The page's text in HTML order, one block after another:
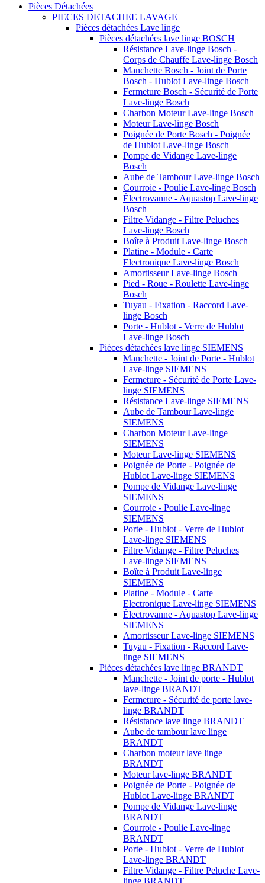
Pièces Détachées
PIECES DETACHEE LAVAGE
Pièces détachées Lave linge
Pièces détachées lave linge BOSCH
Résistance Lave-linge Bosch -
Corps de Chauffe Lave-linge Bosch
Manchette Bosch - Joint de Porte
Bosch - Hublot Lave-linge Bosch
Fermeture Bosch - Sécurité de Porte
Lave-linge Bosch
Charbon Moteur Lave-linge Bosch
Moteur Lave-linge Bosch
Poignée de Porte Bosch - Poignée
de Hublot Lave-linge Bosch
Pompe de Vidange Lave-linge
Bosch
Aube de Tambour Lave-linge Bosch
Courroie - Poulie Lave-linge Bosch
Électrovanne - Aquastop Lave-linge
Bosch
Filtre Vidange - Filtre Peluches
Lave-linge Bosch
Boîte à Produit Lave-linge Bosch
Platine - Module - Carte
Electronique Lave-linge Bosch
Amortisseur Lave-linge Bosch
Pied - Roue - Roulette Lave-linge
Bosch
Tuyau - Fixation - Raccord Lave-
linge Bosch
Porte - Hublot - Verre de Hublot
Lave-linge Bosch
Pièces détachées lave linge SIEMENS
Manchette - Joint de Porte - Hublot
Lave-linge SIEMENS
Fermeture - Sécurité de Porte Lave-
linge SIEMENS
Résistance Lave-linge SIEMENS
Aube de Tambour Lave-linge
SIEMENS
Charbon Moteur Lave-linge
SIEMENS
Moteur Lave-linge SIEMENS
Poignée de Porte - Poignée de
Hublot Lave-linge SIEMENS
Pompe de Vidange Lave-linge
SIEMENS
Courroie - Poulie Lave-linge
SIEMENS
Porte - Hublot - Verre de Hublot
Lave-linge SIEMENS
Filtre Vidange - Filtre Peluches
Lave-linge SIEMENS
Boîte à Produit Lave-linge
SIEMENS
Platine - Module - Carte
Electronique Lave-linge SIEMENS
Électrovanne - Aquastop Lave-linge
SIEMENS
Amortisseur Lave-linge SIEMENS
Tuyau - Fixation - Raccord Lave-
linge SIEMENS
Pièces détachées lave linge BRANDT
Manchette - Joint de porte - Hublot
lave-linge BRANDT
Fermeture - Sécurité de porte lave-
linge BRANDT
Résistance lave linge BRANDT
Aube de tambour lave linge
BRANDT
Charbon moteur lave linge
BRANDT
Moteur lave-linge BRANDT
Poignée de Porte - Poignée de
Hublot Lave-linge BRANDT
Pompe de Vidange Lave-linge
BRANDT
Courroie - Poulie Lave-linge
BRANDT
Porte - Hublot - Verre de Hublot
Lave-linge BRANDT
Filtre Vidange - Filtre Peluche Lave-
linge BRANDT